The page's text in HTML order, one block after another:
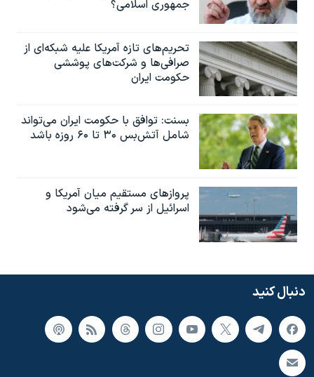
جمهوری اسلامی؟
تحریم‌های تازه آمریکا علیه شبکه‌ای از
صرافی‌ها و شرکت‌های پوششی
حکومت ایران
بسنت: توافق با حکومت ایران می‌تواند
شامل آتش‌بس ۳۰ تا ۶۰ روزه باشد
پروازهای مستقیم میان آمریکا و
اسرائیل از سر گرفته می‌شود
دنبال کنید